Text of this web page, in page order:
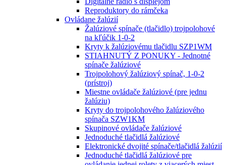
Reproduktory do rámčeka
Ovládane žalúzií
Žalúziové spínače (tlačidlo) trojpolohové
na kľúčik 1-0-2
Kryty k žalúziovému tlačidlu SZP1WM
STIAHNUTÝ Z PONUKY - Jednotné
spínače žalúziové
Trojpolohový žalúziový spínač, 1-0-2
(prístroj)
Miestne ovládače žalúziové (pre jednu
žalúziu)
Kryty do trojpolohového žalúziového
spínača SZW1KM
Skupinové ovládače žalúziové
Jednoduché tlačidlá žalúziové
Elektronické dvojité spínače/tlačidlá žalúzií
Jednoduché tlačidlá žalúziové pre